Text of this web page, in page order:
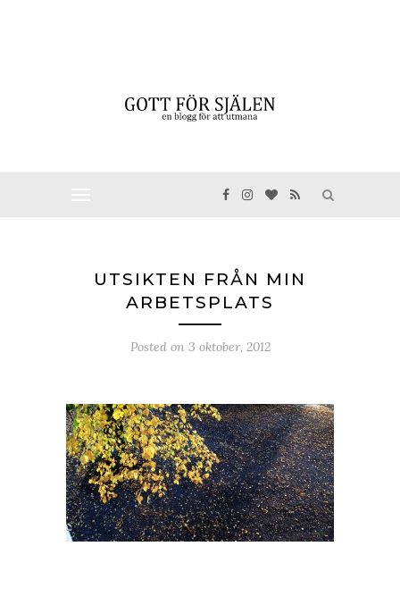
UTSIKTEN FRÅN MIN
ARBETSPLATS
Posted on 3 oktober, 2012